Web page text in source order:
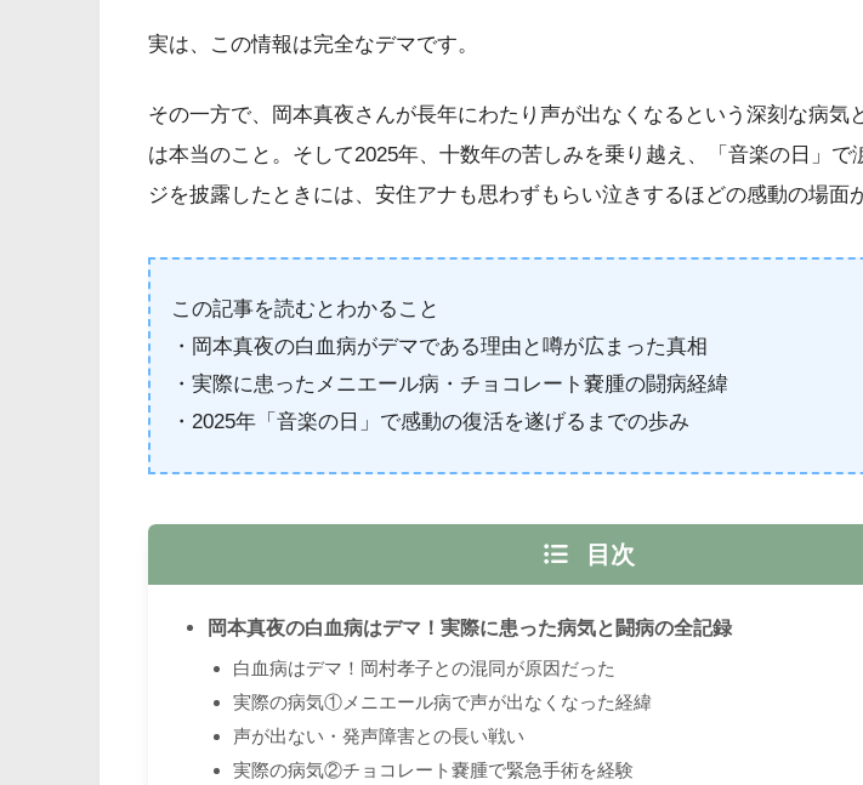
実は、この情報は完全なデマです。
その一方で、岡本真夜さんが長年にわたり声が出なくなるという深刻な病気
は本当のこと。そして2025年、十数年の苦しみを乗り越え、「音楽の日」で
ジを披露したときには、安住アナも思わずもらい泣きするほどの感動の場面
この記事を読むとわかること
・岡本真夜の白血病がデマである理由と噂が広まった真相
・実際に患ったメニエール病・チョコレート嚢腫の闘病経緯
・2025年「音楽の日」で感動の復活を遂げるまでの歩み
目次
岡本真夜の白血病はデマ！実際に患った病気と闘病の全記録
白血病はデマ！岡村孝子との混同が原因だった
実際の病気①メニエール病で声が出なくなった経緯
声が出ない・発声障害との長い戦い
実際の病気②チョコレート嚢腫で緊急手術を経験